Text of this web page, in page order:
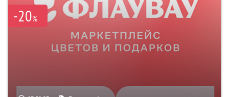
-20%